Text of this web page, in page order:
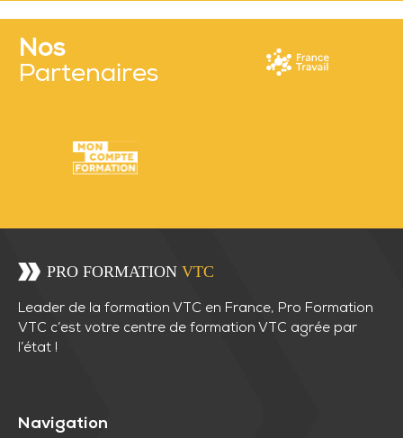
Nos
Partenaires
Leader de la formation VTC en France, Pro Formation
VTC c’est votre centre de formation VTC agrée par
l’état !
Navigation